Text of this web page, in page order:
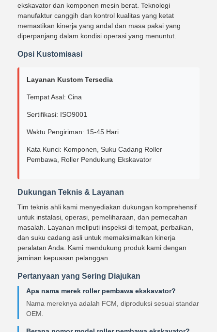
ekskavator dan komponen mesin berat. Teknologi
manufaktur canggih dan kontrol kualitas yang ketat
memastikan kinerja yang andal dan masa pakai yang
diperpanjang dalam kondisi operasi yang menuntut.
Opsi Kustomisasi
Layanan Kustom Tersedia
Tempat Asal: Cina
Sertifikasi: ISO9001
Waktu Pengiriman: 15-45 Hari
Kata Kunci: Komponen, Suku Cadang Roller
Pembawa, Roller Pendukung Ekskavator
Dukungan Teknis & Layanan
Tim teknis ahli kami menyediakan dukungan komprehensif
untuk instalasi, operasi, pemeliharaan, dan pemecahan
masalah. Layanan meliputi inspeksi di tempat, perbaikan,
dan suku cadang asli untuk memaksimalkan kinerja
peralatan Anda. Kami mendukung produk kami dengan
jaminan kepuasan pelanggan.
Pertanyaan yang Sering Diajukan
Apa nama merek roller pembawa ekskavator?
Nama mereknya adalah FCM, diproduksi sesuai standar
OEM.